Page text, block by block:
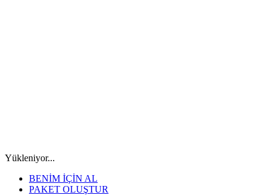
Yükleniyor...
BENİM İÇİN AL
PAKET OLUŞTUR